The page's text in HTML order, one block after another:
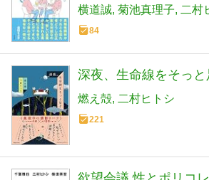
症、セックス、創作活
横道誠 菊池真理子 二村
84
深夜、生命線をそっと
燃え殻 二村ヒトシ
221